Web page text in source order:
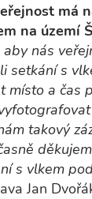
má
na území
nás
setkání s
místo a čas
takový
s vlkem
Jan